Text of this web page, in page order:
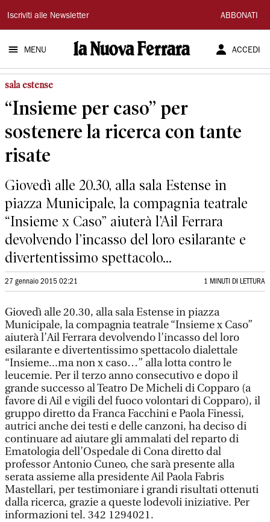
La
Nuova
Ferrara
Iscriviti alle Newsletter ABBONATI
MENU ACCEDI
sala estense
“Insieme per caso” per
sostenere la ricerca con tante
risate
Giovedì alle 20.30, alla sala Estense in
piazza Municipale, la compagnia teatrale
“Insieme x Caso” aiuterà l’Ail Ferrara
devolvendo l’incasso del loro esilarante e
divertentissimo spettacolo...
27 gennaio 2015 02:21 1 MINUTI DI LETTURA
Giovedì alle 20.30, alla sala Estense in piazza
Municipale, la compagnia teatrale “Insieme x Caso”
aiuterà l’Ail Ferrara devolvendo l’incasso del loro
esilarante e divertentissimo spettacolo dialettale
“Insieme...ma non x caso…” alla lotta contro le
leucemie. Per il terzo anno consecutivo e dopo il
grande successo al Teatro De Micheli di Copparo (a
favore di Ail e vigili del fuoco volontari di Copparo), il
gruppo diretto da Franca Facchini e Paola Finessi,
autrici anche dei testi e delle canzoni, ha deciso di
continuare ad aiutare gli ammalati del reparto di
Ematologia dell’Ospedale di Cona diretto dal
professor Antonio Cuneo, che sarà presente alla
serata assieme alla presidente Ail Paola Fabris
Mastellari, per testimoniare i grandi risultati ottenuti
dalla ricerca, grazie a queste lodevoli iniziative. Per
informazioni tel. 342 1294021.